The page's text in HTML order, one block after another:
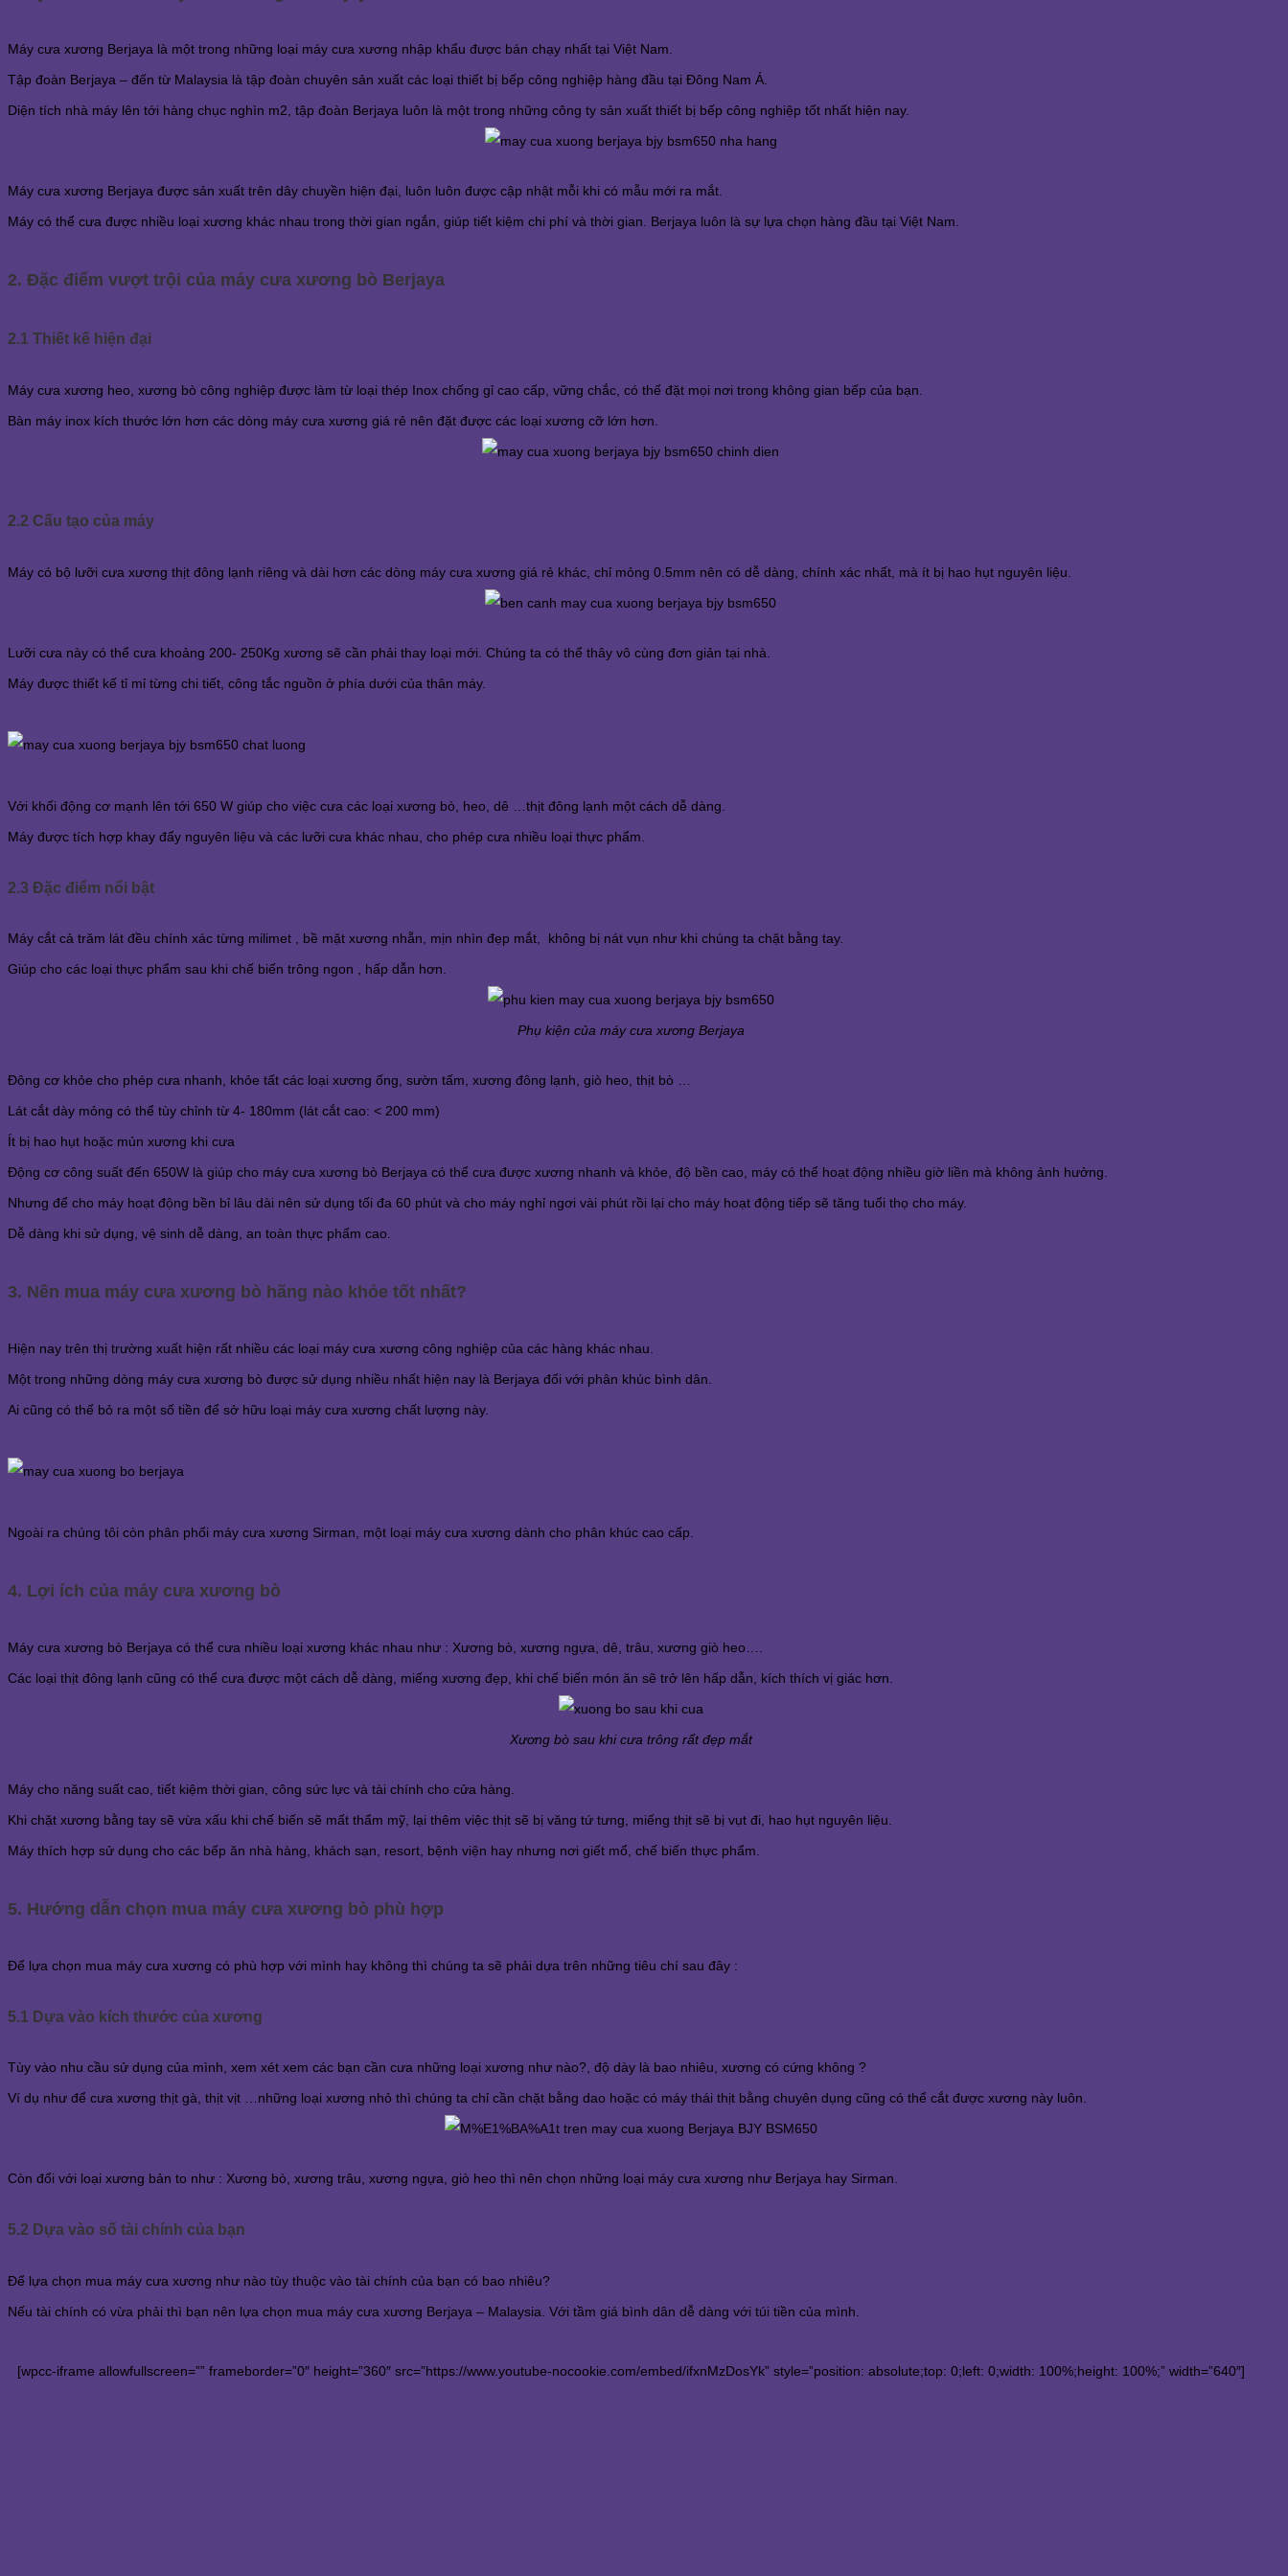
Máy cưa xương Berjaya là một trong những loại máy cưa xương nhập khẩu được bán chạy nhất tại Việt Nam.
Tập đoàn Berjaya – đến từ Malaysia là tập đoàn chuyên sản xuất các loại thiết bị bếp công nghiệp hàng đầu tại Đông Nam Á.
Diện tích nhà máy lên tới hàng chục nghìn m2, tập đoàn Berjaya luôn là một trong những công ty sản xuất thiết bị bếp công nghiệp tốt nhất hiện nay.
Máy cưa xương Berjaya được sản xuất trên dây chuyền hiện đại, luôn luôn được cập nhật mỗi khi có mẫu mới ra mắt.
Máy có thể cưa được nhiều loại xương khác nhau trong thời gian ngắn, giúp tiết kiệm chi phí và thời gian. Berjaya luôn là sự lựa chọn hàng đầu tại Việt Nam.
2. Đặc điểm vượt trội của máy cưa xương bò Berjaya
2.1 Thiết kế hiện đại
Máy cưa xương heo, xương bò công nghiệp được làm từ loại thép Inox chống gỉ cao cấp, vững chắc, có thể đặt mọi nơi trong không gian bếp của bạn.
Bàn máy inox kích thước lớn hơn các dòng máy cưa xương giá rẻ nên đặt được các loại xương cỡ lớn hơn.
2.2 Cấu tạo của máy
Máy có bộ lưỡi cưa xương thịt đông lạnh riêng và dài hơn các dòng máy cưa xương giá rẻ khác, chỉ mỏng 0.5mm nên có dễ dàng, chính xác nhất, mà ít bị hao hụt nguyên liệu.
Lưỡi cưa này có thể cưa khoảng 200- 250Kg xương sẽ cần phải thay loại mới. Chúng ta có thể thây vô cùng đơn giản tại nhà.
Máy được thiết kế tỉ mỉ từng chi tiết, công tắc nguồn ở phía dưới của thân máy.
Với khối động cơ mạnh lên tới 650 W giúp cho việc cưa các loại xương bò, heo, dê …thịt đông lạnh một cách dễ dàng.
Máy được tích hợp khay đẩy nguyên liệu và các lưỡi cưa khác nhau, cho phép cưa nhiều loại thực phẩm.
2.3 Đặc điểm nổi bật
Máy cắt cả trăm lát đều chính xác từng milimet , bề mặt xương nhẵn, mịn nhìn đẹp mắt, không bị nát vụn như khi chúng ta chặt bằng tay.
Giúp cho các loại thực phẩm sau khi chế biến trông ngon , hấp dẫn hơn.
Phụ kiện của máy cưa xương Berjaya
Đông cơ khỏe cho phép cưa nhanh, khỏe tất các loại xương ống, sườn tấm, xương đông lạnh, giò heo, thịt bò …
Lát cắt dày mỏng có thể tùy chỉnh từ 4- 180mm (lát cắt cao: < 200 mm)
Ít bị hao hụt hoặc mủn xương khi cưa
Động cơ công suất đến 650W là giúp cho máy cưa xương bò Berjaya có thể cưa được xương nhanh và khỏe, độ bền cao, máy có thể hoạt động nhiều giờ liền mà không ảnh hưởng.
Nhưng để cho máy hoạt động bền bỉ lâu dài nên sử dụng tối đa 60 phút và cho máy nghỉ ngơi vài phút rồi lại cho máy hoạt động tiếp sẽ tăng tuổi thọ cho máy.
Dễ dàng khi sử dụng, vệ sinh dễ dàng, an toàn thực phẩm cao.
3. Nên mua máy cưa xương bò hãng nào khỏe tốt nhất?
Hiện nay trên thị trường xuất hiện rất nhiều các loại máy cưa xương công nghiệp của các hàng khác nhau.
Một trong những dòng máy cưa xương bò được sử dụng nhiều nhất hiện nay là Berjaya đối với phân khúc bình dân.
Ai cũng có thể bỏ ra một số tiền để sở hữu loại máy cưa xương chất lượng này.
Ngoài ra chúng tôi còn phân phối máy cưa xương Sirman, một loại máy cưa xương dành cho phân khúc cao cấp.
4. Lợi ích của máy cưa xương bò
Máy cưa xương bò Berjaya có thể cưa nhiều loại xương khác nhau như : Xương bò, xương ngựa, dê, trâu, xương giò heo….
Các loại thịt đông lạnh cũng có thể cưa được một cách dễ dàng, miếng xương đẹp, khi chế biến món ăn sẽ trở lên hấp dẫn, kích thích vị giác hơn.
Xương bò sau khi cưa trông rất đẹp mắt
Máy cho năng suất cao, tiết kiệm thời gian, công sức lực và tài chính cho cửa hàng.
Khi chặt xương bằng tay sẽ vừa xấu khi chế biến sẽ mất thẩm mỹ, lại thêm việc thịt sẽ bị văng tứ tưng, miếng thịt sẽ bị vụt đi, hao hụt nguyên liệu.
Máy thích hợp sử dụng cho các bếp ăn nhà hàng, khách sạn, resort, bệnh viện hay nhưng nơi giết mổ, chế biến thực phẩm.
5. Hướng dẫn chọn mua máy cưa xương bò phù hợp
Để lựa chọn mua máy cưa xương có phù hợp với mình hay không thì chúng ta sẽ phải dựa trên những tiêu chí sau đây :
5.1 Dựa vào kích thước của xương
Tùy vào nhu cầu sử dụng của mình, xem xét xem các bạn cần cưa những loại xương như nào?, độ dày là bao nhiêu, xương có cứng không ?
Ví dụ như để cưa xương thịt gà, thịt vịt …những loại xương nhỏ thì chúng ta chỉ cần chặt bằng dao hoặc có máy thái thịt bằng chuyên dụng cũng có thể cắt được xương này luôn.
Còn đối với loại xương bản to như : Xương bò, xương trâu, xương ngựa, giò heo thì nên chọn những loại máy cưa xương như Berjaya hay Sirman.
5.2 Dựa vào số tài chính của bạn
Để lựa chọn mua máy cưa xương như nào tùy thuộc vào tài chính của bạn có bao nhiêu?
Nếu tài chính có vừa phải thì bạn nên lựa chọn mua máy cưa xương Berjaya – Malaysia. Với tầm giá bình dân dễ dàng với túi tiền của mình.
[wpcc-iframe allowfullscreen=”” frameborder=”0″ height=”360″ src=”https://www.youtube-nocookie.com/embed/ifxnMzDosYk” style=”position: absolute;top: 0;left: 0;width: 100%;height: 100%;” width=”640″]